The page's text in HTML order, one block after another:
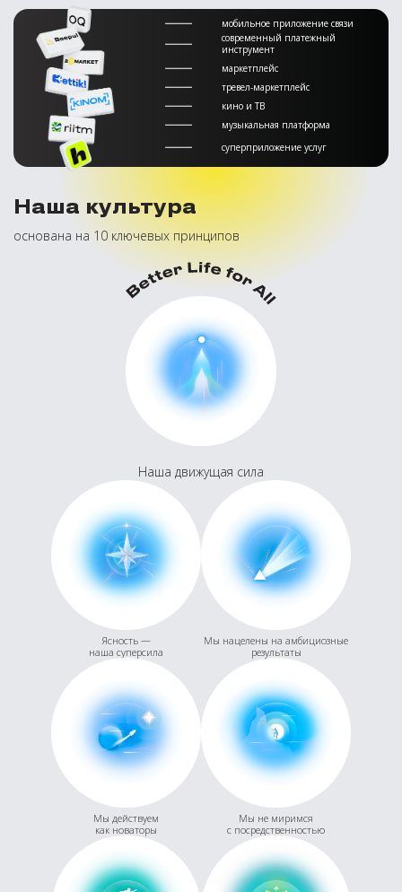
мобильное приложение связи
современный платежный
инструмент
маркетплейс
тревел-маркетплейс
кино и ТВ
музыкальная платформа
суперприложение услуг
Наша культура
основана на 10 ключевых принципов
Наша движущая сила
Ясность —
наша суперсила
Мы нацелены на амбициозные
результаты
Мы действуем
как новаторы
Мы не миримся
с посредственностью